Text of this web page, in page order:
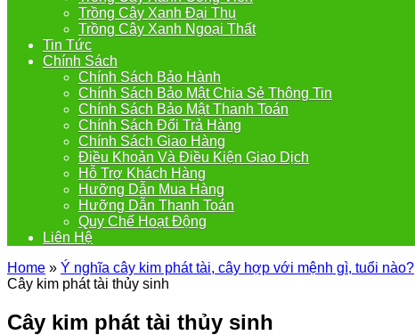
Trồng Cây Xanh Đại Thụ
Trồng Cây Xanh Ngoại Thất
Tin Tức
Chính Sách
Chính Sách Bảo Hành
Chính Sách Bảo Mật Chia Sẻ Thông Tin
Chính Sách Bảo Mật Thanh Toán
Chính Sách Đổi Trả Hàng
Chính Sách Giao Hàng
Điều Khoản Và Điều Kiện Giao Dịch
Hỗ Trợ Khách Hàng
Hưỡng Dẫn Mua Hàng
Hưỡng Dẫn Thanh Toán
Quy Chế Hoạt Động
Liên Hệ
Home » Ý nghĩa cây kim phát tài, cây hợp với mệnh gì, tuổi nào?
Cây kim phát tài thủy sinh
Cây kim phát tài thủy sinh